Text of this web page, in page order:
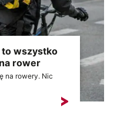
to wszystko
rower
na rowery. Nic